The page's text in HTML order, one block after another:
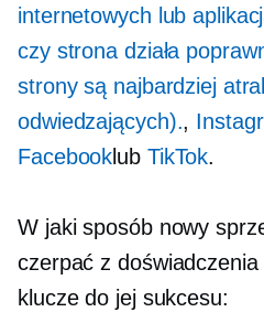
internetowych lub
czy strona działa
strony są najbardziej
odwiedzających).,
Facebook lub TikTok.
W jaki sposób nowy
czerpać z
klucze do jej sukcesu: